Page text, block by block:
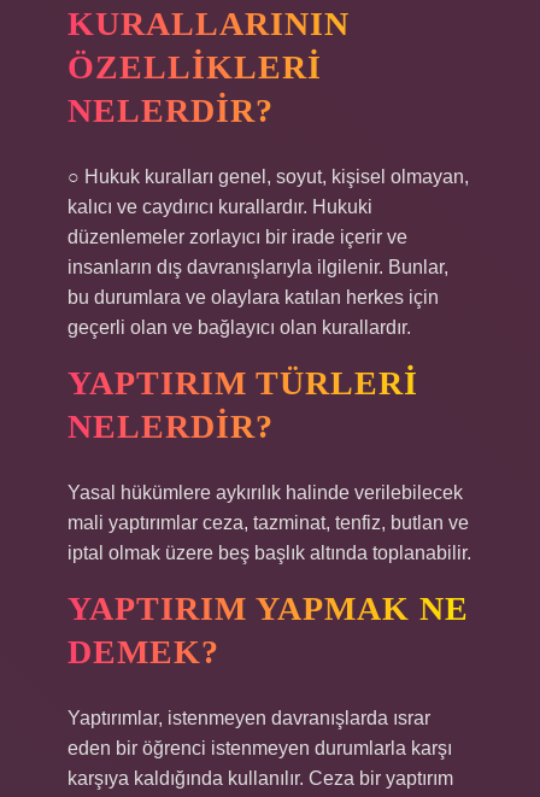
KURALLARININ
ÖZELLIKLERI
NELERDIR?
○ Hukuk kuralları genel, soyut, kişisel olmayan,
kalıcı ve caydırıcı kurallardır. Hukuki
düzenlemeler zorlayıcı bir irade içerir ve
insanların dış davranışlarıyla ilgilenir. Bunlar,
bu durumlara ve olaylara katılan herkes için
geçerli olan ve bağlayıcı olan kurallardır.
YAPTIRIM TÜRLERI
NELERDIR?
Yasal hükümlere aykırılık halinde verilebilecek
mali yaptırımlar ceza, tazminat, tenfiz, butlan ve
iptal olmak üzere beş başlık altında toplanabilir.
YAPTIRIM YAPMAK NE
DEMEK?
Yaptırımlar, istenmeyen davranışlarda ısrar
eden bir öğrenci istenmeyen durumlarla karşı
karşıya kaldığında kullanılır. Ceza bir yaptırım